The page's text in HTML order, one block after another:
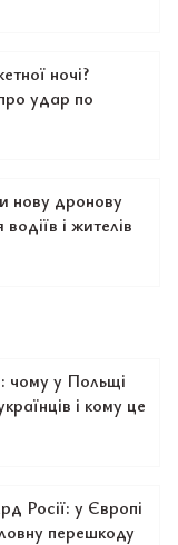
ночі?
удар по
нову дронову
і жителів
чому у Польщі
і кому це
Росії: у Європі
перешкоду